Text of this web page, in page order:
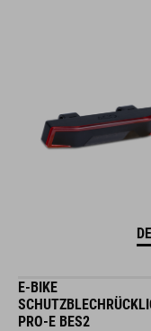
E-BIKE
PRO-E BES2